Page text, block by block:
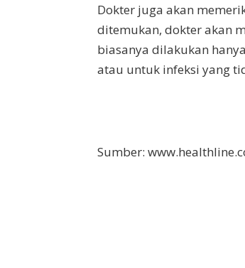
Dokter juga akan
ditemukan, dokter akan
biasanya dilakukan
atau untuk infeksi yang
Sumber: